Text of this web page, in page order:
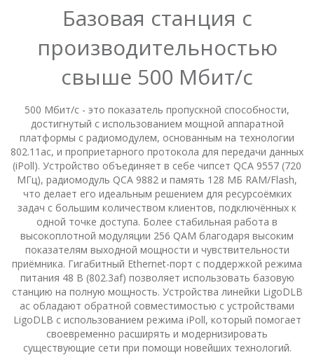
LigoPTMP
LigoDLB
Базовая станция с
производительностью
свыше 500 Мбит/с
500 Мбит/с - это показатель пропускной способности,
достигнутый с использованием мощной аппаратной
платформы с радиомодулем, основанным на технологии
802.11ac, и проприетарного протокола для передачи данных
(iPoll). Устройство объединяет в себе чипсет QCA 9557 (720
МГц), радиомодуль QCA 9882 и память 128 МБ RAM/Flash,
что делает его идеальным решением для ресурсоёмких
задач с большим количеством клиентов, подключённых к
одной точке доступа. Более стабильная работа в
высокоплотной модуляции 256 QAM благодаря высоким
показателям выходной мощности и чувствительности
приёмника. Гигабитный Ethernet-порт с поддержкой режима
питания 48 В (802.3af) позволяет использовать базовую
станцию на полную мощность. Устройства линейки LigoDLB
ac обладают обратной совместимостью с устройствами
LigoDLB с использованием режима iPoll, который помогает
своевременно расширять и модернизировать
существующие сети при помощи новейших технологий.